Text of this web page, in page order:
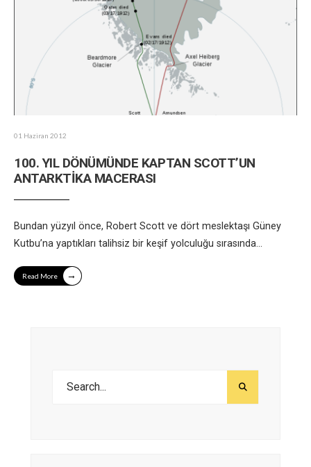
01 Haziran 2012
100. YIL DÖNÜMÜNDE KAPTAN SCOTT’UN
ANTARKTİKA MACERASI
Bundan yüzyıl önce, Robert Scott ve dört meslektaşı Güney
Kutbu’na yaptıkları talihsiz bir keşif yolculuğu sırasında...
Read More →